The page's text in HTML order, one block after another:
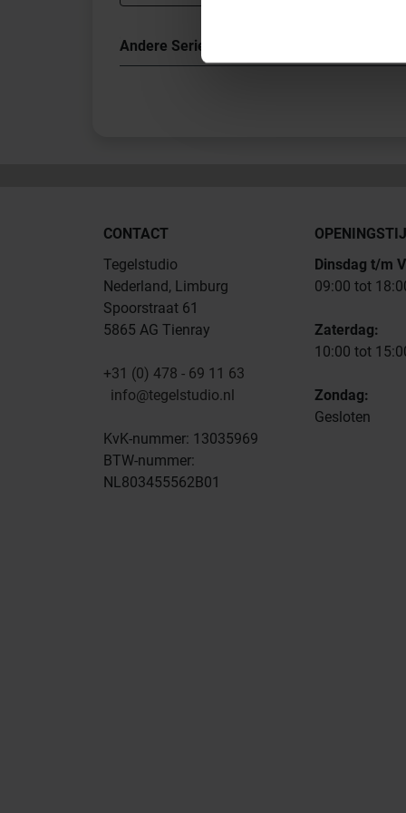
Andere Series van Schlüter Systems
CONTACT
Tegelstudio
Nederland, Limburg
Spoorstraat 61
5865 AG Tienray
+31 (0) 478 - 69 11 63
info@tegelstudio.nl
KvK-nummer: 13035969
BTW-nummer:
NL803455562B01
Dinsdag t/m
09:00 tot
Zaterdag:
10:00 tot
Zondag:
Gesloten